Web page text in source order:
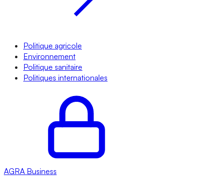
Politique agricole
Environnement
Politique sanitaire
Politiques internationales
AGRA Business